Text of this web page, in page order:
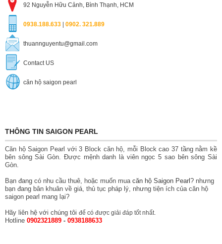
92 Nguyễn Hữu Cảnh, Bình Thạnh, HCM
0938.188.633 | 0902. 321.889
thuannguyentu@gmail.com
Contact US
căn hộ saigon pearl
THÔNG TIN SAIGON PEARL
Căn hộ Saigon Pearl với 3 Block căn hộ, mỗi Block cao 37 tầng nằm kề
bên sông Sài Gòn. Được mệnh danh là viên ngọc 5 sao bên sông Sài
Gòn.
Bạn đang có nhu cầu thuê, hoặc muốn mua căn hộ Saigon Pearl ? nhưng
bạn đang bân khuân về giá, thủ tục pháp lý, nhưng tiện ích của căn hộ
saigon pearl mang lại?
Hãy liên hệ với chúng tôi để có được giải đáp tốt nhất.
Hotline 0902321889 - 0938188633